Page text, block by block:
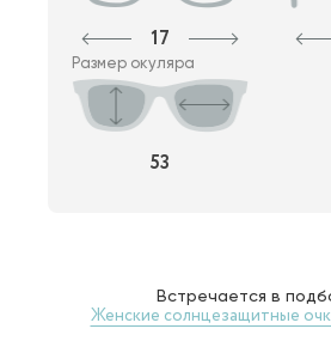
17
Размер окуляра
53
Встречается в
Женские солнцезащитные